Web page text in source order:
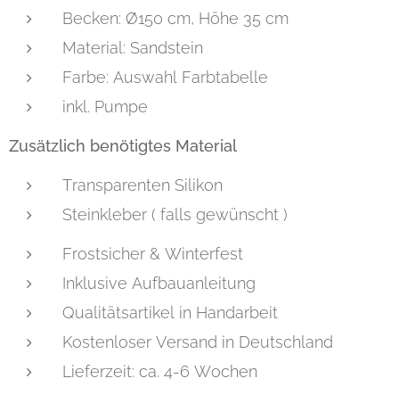
Becken: Ø150 cm, Höhe 35 cm
Material: Sandstein
Farbe: Auswahl Farbtabelle
inkl. Pumpe
Zusätzlich benötigtes Material
Transparenten Silikon
Steinkleber ( falls gewünscht )
Frostsicher & Winterfest
Inklusive Aufbauanleitung
Qualitätsartikel in Handarbeit
Kostenloser Versand in Deutschland
Lieferzeit: ca. 4-6 Wochen